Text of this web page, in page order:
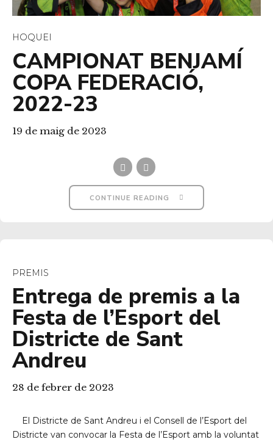
HOQUEI
CAMPIONAT BENJAMÍ
COPA FEDERACIÓ,
2022-23
19 de maig de 2023
CONTINUE READING
PREMIS
Entrega de premis a la
Festa de l’Esport del
Districte de Sant
Andreu
28 de febrer de 2023
El Districte de Sant Andreu i el Consell de l’Esport del
Districte van convocar la Festa de l’Esport amb la voluntat